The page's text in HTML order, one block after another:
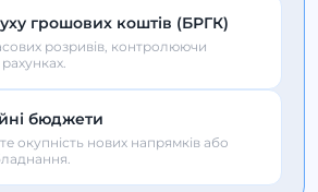
грошових коштів (БРГК)
розривів, контролюючи
бюджети
окупність нових напрямків або